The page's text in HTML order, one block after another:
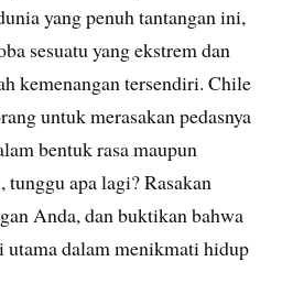
yang penuh tantangan ini,
sesuatu yang ekstrem dan
kemenangan tersendiri. Chile
untuk merasakan pedasnya
bentuk rasa maupun
apa lagi? Rasakan
Anda, dan buktikan bahwa
utama dalam menikmati hidup